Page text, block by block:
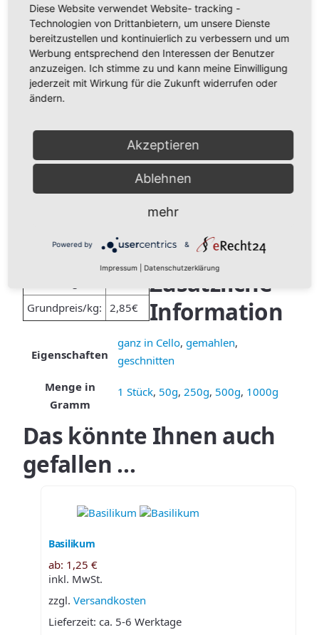
entnehmen. Aber der Beifuß passt auch sehr gut zu
Suppen, z.B. Gemüsesuppe, Bohnensuppe oder
Kartoffelsuppe. Kräftige Gerichte mit Fleisch, Fisch oder
Pilzen bereichern sich am Beifuß, sei es direkt als Gewürz
bei Fleisch oder in Form einer Soße, die mit Beifuß
gewürzt wurde.
Grundpreis Beifuß geschnitten:
VPE/Menge: 50 g 250 g 500 g
1000 g
49,00€ 4,55€ 44,10€
Grundpreis Beifuß gemahlen:
250 g
Grundpreis Beifuß, ganz:
Grundpreis/kg:
2,85€
Zusätzliche
Information
Eigenschaften
ganz in Cello, gemahlen,
geschnitten
Menge in
Gramm
1 Stück, 50g, 250g, 500g, 1000g
Das könnte Ihnen auch
gefallen …
Basilikum
ab: 1,25 €
inkl. MwSt.
zzgl. Versandkosten
Lieferzeit: ca. 5-6 Werktage
Diese Website verwendet Website- tracking -
Technologien von Drittanbietern, um unsere Dienste
bereitzustellen und kontinuierlich zu verbessern und um
Werbung entsprechend den Interessen der Benutzer
anzuzeigen. Ich stimme zu und kann meine Einwilligung
jederzeit mit Wirkung für die Zukunft widerrufen oder
ändern.
Akzeptieren
Ablehnen
mehr
Powered by &
Impressum Datenschutzerklärung